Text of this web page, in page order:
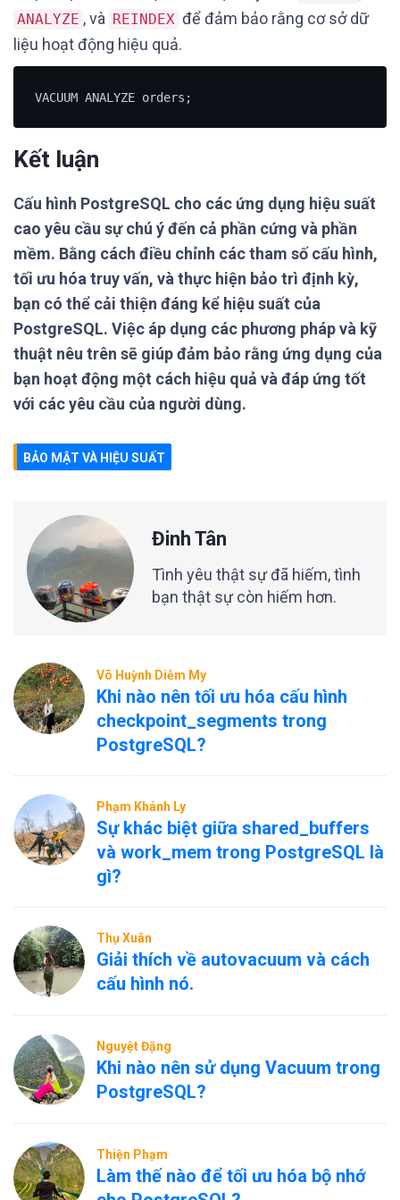
ANALYZE , và REINDEX để đảm bảo rằng cơ sở dữ
liệu hoạt động hiệu quả.
VACUUM ANALYZE orders;
Kết luận
Cấu hình PostgreSQL cho các ứng dụng hiệu suất
cao yêu cầu sự chú ý đến cả phần cứng và phần
mềm. Bằng cách điều chỉnh các tham số cấu hình,
tối ưu hóa truy vấn, và thực hiện bảo trì định kỳ,
bạn có thể cải thiện đáng kể hiệu suất của
PostgreSQL. Việc áp dụng các phương pháp và kỹ
thuật nêu trên sẽ giúp đảm bảo rằng ứng dụng của
bạn hoạt động một cách hiệu quả và đáp ứng tốt
với các yêu cầu của người dùng.
BẢO MẬT VÀ HIỆU SUẤT
Đinh Tân
Tình yêu thật sự đã hiếm, tình
bạn thật sự còn hiếm hơn.
Võ Huỳnh Diễm My
Khi nào nên tối ưu hóa cấu hình
checkpoint_segments trong
PostgreSQL?
Phạm Khánh Ly
Sự khác biệt giữa shared_buffers
và work_mem trong PostgreSQL là
gì?
Thụ Xuân
Giải thích về autovacuum và cách
cấu hình nó.
Nguyệt Đặng
Khi nào nên sử dụng Vacuum trong
PostgreSQL?
Thiện Phạm
Làm thế nào để tối ưu hóa bộ nhớ